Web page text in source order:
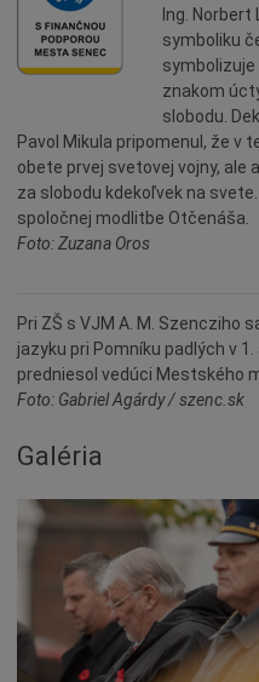
Ocenenia
Voľby
Naše školy
Seniori
Partnerské mestá
Národnostné menšiny
Cyklomesto
Rekonštrukcia
História
Zdravotníctvo
Dobrovoľníctvo
Rady a tipy
Benefícia
Deti a rodina
Ing.
symboliku
symbolizuje
znakom
slobodu.
Pavol Mikula pripomenul, že v
obete prvej svetovej vojny, ale
za slobodu kdekoľvek na
spoločnej modlitbe Otčenáša.
Foto: Zuzana Oros
Pri ZŠ s VJM A. M. Szencziho
jazyku pri Pomníku padlých v
predniesol vedúci Mestského
Foto: Gabriel Agárdy / szenc.sk
Galéria